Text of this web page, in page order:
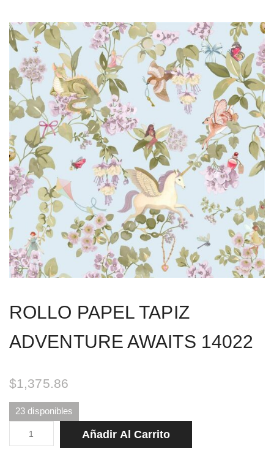
ROLLO PAPEL TAPIZ
ADVENTURE AWAITS 14022
$1,375.86
23 disponibles
ROLLO
PAPEL
Añadir Al Carrito